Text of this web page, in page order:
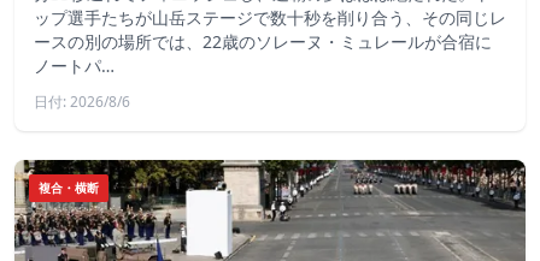
ップ選手たちが山岳ステージで数十秒を削り合う、その同じレ
ースの別の場所では、22歳のソレーヌ・ミュレールが合宿に
ノートパ…
日付: 2026/8/6
複合・横断